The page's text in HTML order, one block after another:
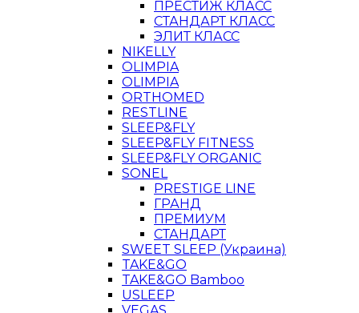
ПРЕСТИЖ КЛАСС
СТАНДАРТ КЛАСС
ЭЛИТ КЛАСС
NIKELLY
OLIMPIA
OLIMPIA
ORTHOMED
RESTLINE
SLEEP&FLY
SLEEP&FLY FITNESS
SLEEP&FLY ORGANIC
SONEL
PRESTIGE LINE
ГРАНД
ПРЕМИУМ
СТАНДАРТ
SWEET SLEEP (Украина)
TAKE&GO
TAKE&GO Bamboo
USLEEP